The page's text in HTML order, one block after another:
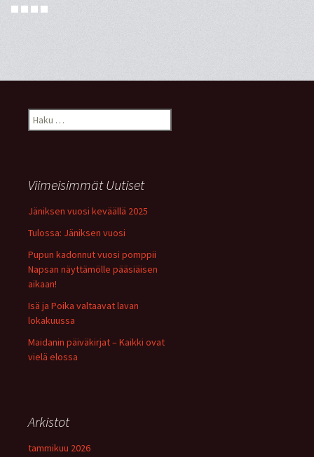
Haku:
Viimeisimmät Uutiset
Jäniksen vuosi keväällä 2025
Tulossa: Jäniksen vuosi
Pupun kadonnut vuosi pomppii
Napsan näyttämölle pääsiäisen
aikaan!
Isä ja Poika valtaavat lavan
lokakuussa
Maidanin päiväkirjat – Kaikki ovat
vielä elossa
Arkistot
tammikuu 2026